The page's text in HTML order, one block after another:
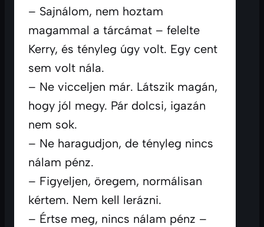
– Sajnálom, nem hoztam
magammal a tárcámat – felelte
Kerry, és tényleg úgy volt. Egy cent
sem volt nála.
– Ne vicceljen már. Látszik magán,
hogy jól megy. Pár dolcsi, igazán
nem sok.
– Ne haragudjon, de tényleg nincs
nálam pénz.
– Figyeljen, öregem, normálisan
kértem. Nem kell lerázni.
– Értse meg, nincs nálam pénz –